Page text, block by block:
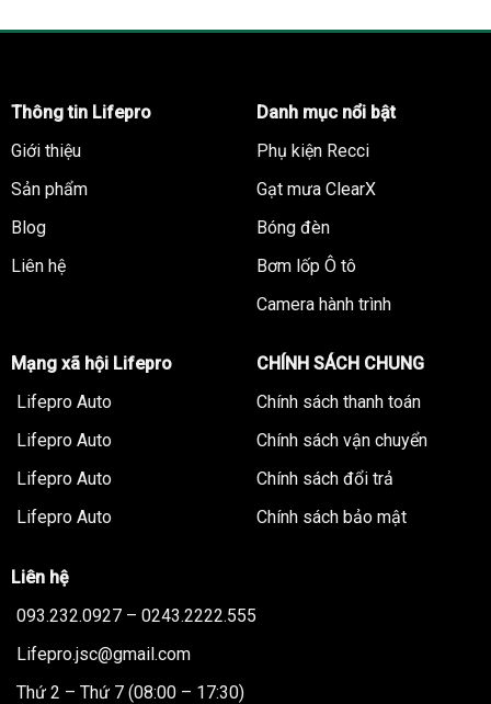
Thông tin Lifepro
Giới thiệu
Sản phẩm
Blog
Liên hệ
Danh mục nổi bật
Phụ kiện Recci
Gạt mưa ClearX
Bóng đèn
Bơm lốp Ô tô
Camera hành trình
Mạng xã hội Lifepro
Lifepro Auto
Lifepro Auto
Lifepro Auto
Lifepro Auto
CHÍNH SÁCH CHUNG
Chính sách thanh toán
Chính sách vận chuyển
Chính sách đổi trả
Chính sách bảo mật
Liên hệ
093.232.0927 – 0243.2222.555
Lifepro.jsc@gmail.com
Thứ 2 – Thứ 7 (08:00 – 17:30)